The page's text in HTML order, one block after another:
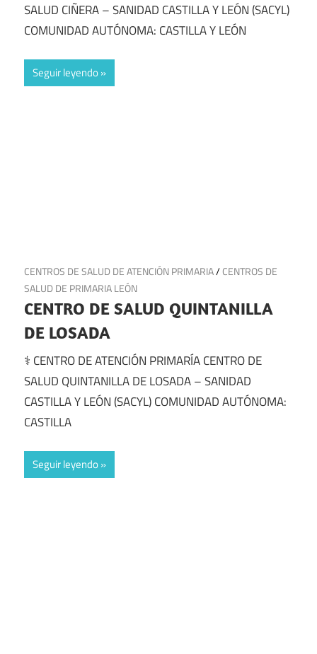
SALUD CIÑERA – SANIDAD CASTILLA Y LEÓN (SACYL)
COMUNIDAD AUTÓNOMA: CASTILLA Y LEÓN
Seguir leyendo
21 de julio de 2025
CENTROS DE SALUD DE ATENCIÓN PRIMARIA/CENTROS DE
SALUD DE PRIMARIA LEÓN
CENTRO DE SALUD QUINTANILLA
DE LOSADA
⚕️ CENTRO DE ATENCIÓN PRIMARÍA CENTRO DE
SALUD QUINTANILLA DE LOSADA – SANIDAD
CASTILLA Y LEÓN (SACYL) COMUNIDAD AUTÓNOMA:
CASTILLA
Seguir leyendo